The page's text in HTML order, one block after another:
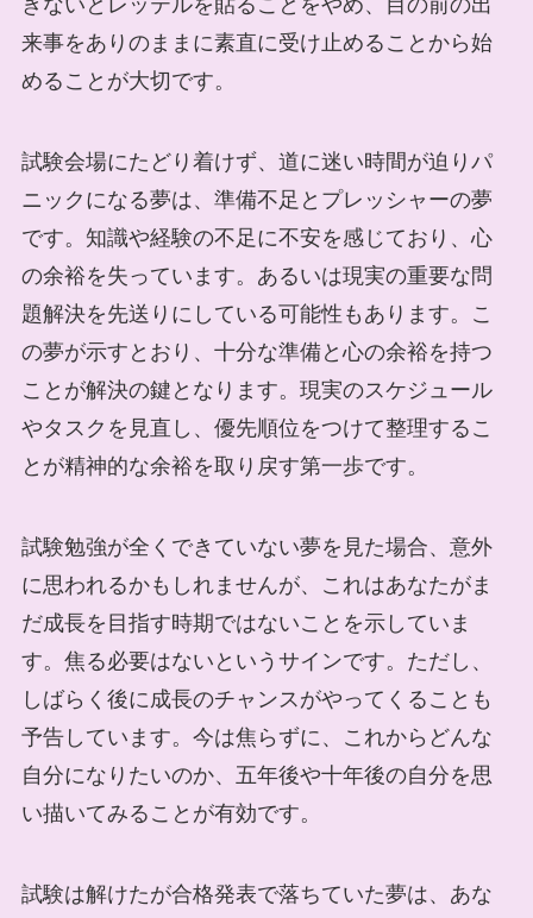
きないとレッテルを貼ることをやめ、目の前の出
来事をありのままに素直に受け止めることから始
めることが大切です。
試験会場にたどり着けず、道に迷い時間が迫りパ
ニックになる夢は、準備不足とプレッシャーの夢
です。知識や経験の不足に不安を感じており、心
の余裕を失っています。あるいは現実の重要な問
題解決を先送りにしている可能性もあります。こ
の夢が示すとおり、十分な準備と心の余裕を持つ
ことが解決の鍵となります。現実のスケジュール
やタスクを見直し、優先順位をつけて整理するこ
とが精神的な余裕を取り戻す第一歩です。
試験勉強が全くできていない夢を見た場合、意外
に思われるかもしれませんが、これはあなたがま
だ成長を目指す時期ではないことを示していま
す。焦る必要はないというサインです。ただし、
しばらく後に成長のチャンスがやってくることも
予告しています。今は焦らずに、これからどんな
自分になりたいのか、五年後や十年後の自分を思
い描いてみることが有効です。
試験は解けたが合格発表で落ちていた夢は、あな